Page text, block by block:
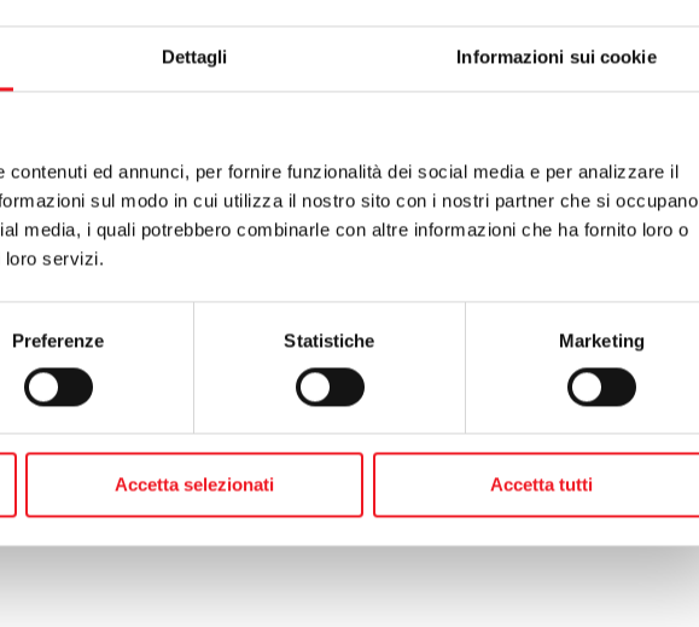
Dettagli Informazioni sui cookie
ed annunci, per fornire funzionalità dei social media e per analizzare il
sul modo in cui utilizza il nostro sito con i nostri partner che si occupano
media, i quali potrebbero combinarle con altre informazioni che ha fornito loro o
loro servizi.
Preferenze Statistiche Marketing
Accetta selezionati Accetta tutti